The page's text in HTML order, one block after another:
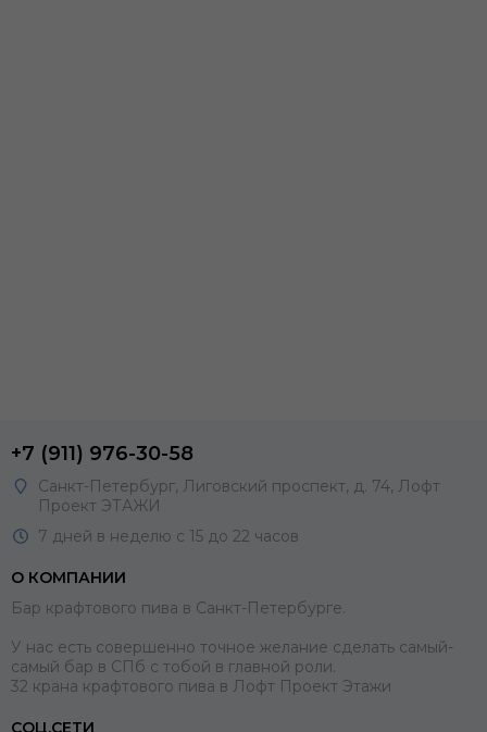
+7 (911) 976-30-58
Санкт-Петербург, Лиговский проспект, д. 74, Лофт
Проект ЭТАЖИ
7 дней в неделю с 15 до 22 часов
О КОМПАНИИ
Бар крафтового пива в Санкт-Петербурге.
У нас есть совершенно точное желание сделать самый-
самый бар в СПб с тобой в главной роли.
32 крана крафтового пива в Лофт Проект Этажи
СОЦ.СЕТИ